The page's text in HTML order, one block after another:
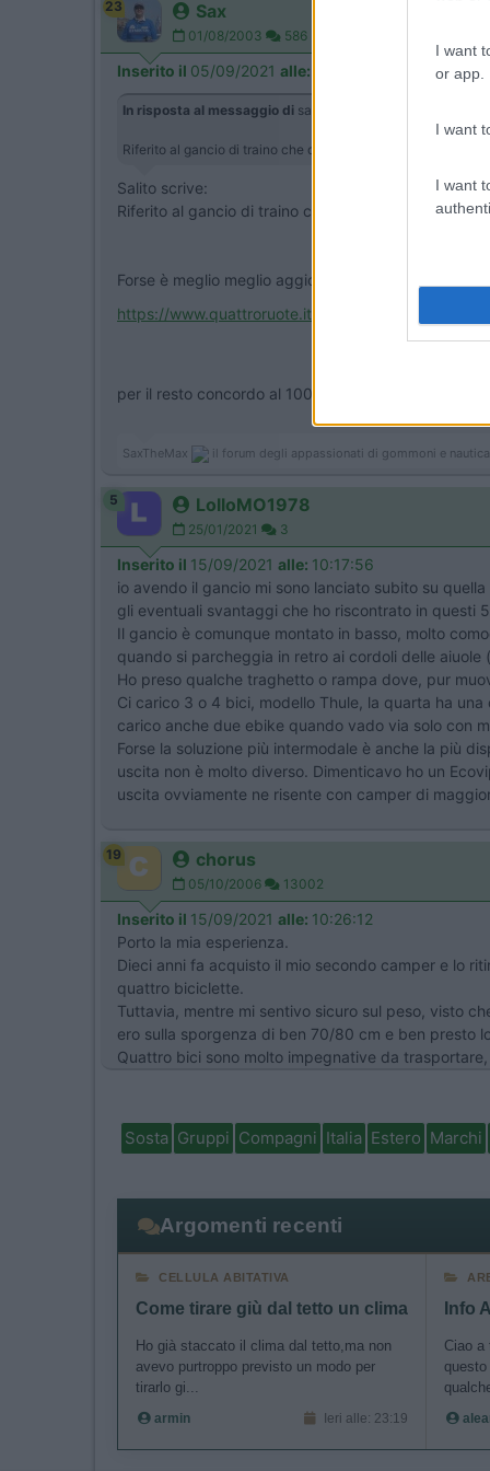
I want
or app.
I want
I want
23 Sax
01/08/2003 586
Inserito il 05/09/2021 alle:
In risposta al messaggio di salito
Riferito al gancio di traino che deve passare per la
Salito scrive:
Riferito al gancio di traino che deve passare per la
Forse è meglio meglio aggiorni perchè è già da un
https://www.quattroruote.it/new...
per il resto concordo al 100% con Paolo62 con
SaxTheMax il forum degli appassionati di gommoni e
5 LolloMO1978
25/01/2021 3
Inserito il 15/09/2021 alle: 10:17:56
io avendo il gancio mi sono lanciato subito su
gli eventuali svantaggi che ho riscontrato in questi
Il gancio è comunque montato in basso, molto
quando si parcheggia in retro ai cordoli delle
Ho preso qualche traghetto o rampa dove, pur
Ci carico 3 o 4 bici, modello Thule, la quarta ha
carico anche due ebike quando vado via solo con
Forse la soluzione più intermodale è anche la più
uscita non è molto diverso. Dimenticavo ho un
uscita ovviamente ne risente con camper di
19 chorus
05/10/2006 13002
Inserito il 15/09/2021 alle: 10:26:12
Porto la mia esperienza.
Dieci anni fa acquisto il mio secondo camper e lo
quattro biciclette.
Tuttavia, mentre mi sentivo sicuro sul peso, visto
ero sulla sporgenza di ben 70/80 cm e ben presto
Quattro bici sono molto impegnative da
Sosta Gruppi Compagni Italia Estero Marchi
Argomenti recenti
CELLULA ABITATIVA
Come tirare giù dal tetto un clima
Ho già staccato il clima dal tetto,ma non
avevo purtroppo previsto un modo per
tirarlo gi...
armin Ieri alle: 23:19
Info
Ciao
questo